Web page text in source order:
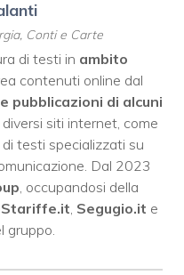
Conti e Carte
di testi in ambito
contenuti online dal
pubblicazioni di alcuni
diversi siti internet, come
testi specializzati su
Dal 2023
, occupandosi della
Segugio.it e
gruppo.